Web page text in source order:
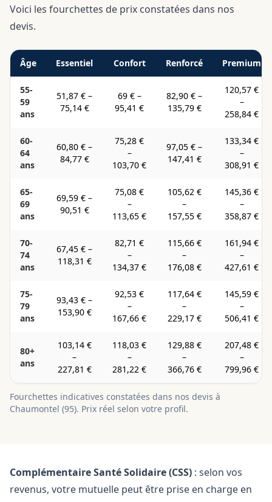
Voici les fourchettes de prix constatées dans nos
devis.
Âge Essentiel Confort Renforcé Premium
55-
59
ans
51,87 € –
75,14 €
69 €–
95,41 €
82,90 € –
135,79 €
120,57 €
–
258,84 €
60-
64
ans
60,80 € –
84,77 €
75,28 €
–
103,70 €
97,05 € –
147,41 €
133,34 €
–
308,91 €
65-
69
ans
69,59 € –
90,51 €
75,08 €
–
113,65 €
105,62 €
–
157,55 €
145,36 €
–
358,87 €
70-
74
ans
67,45 € –
118,31 €
82,71 €
–
134,37 €
115,66 €
–
176,08 €
161,94 €
–
427,61 €
75-
79
ans
93,43 € –
153,90 €
92,53 €
–
167,66 €
117,64 €
–
229,17 €
145,59 €
–
506,41 €
80+
ans
103,14 €
–
227,81 €
118,03 €
–
281,22 €
129,88 €
–
366,76 €
207,48 €
–
799,96 €
Fourchettes indicatives constatées dans nos devis à
Chaumontel (95). Prix réel selon votre profil.
Complémentaire Santé Solidaire (CSS) : selon vos
revenus, votre mutuelle peut être prise en charge en